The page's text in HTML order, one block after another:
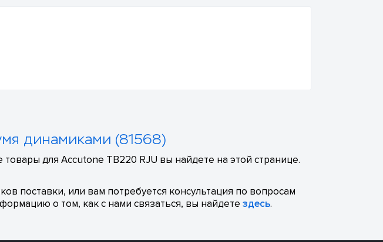
динамиками (81568)
для Accutone TB220 RJU вы найдете на этой странице.
поставки, или вам потребуется консультация по вопросам
о том, как с нами связаться, вы найдете здесь.